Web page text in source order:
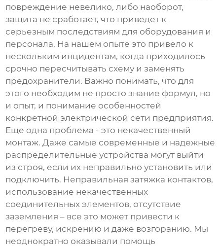
повреждение невелико, либо наоборот,
защита не сработает, что приведет к
серьезным последствиям для оборудования и
персонала. На нашем опыте это привело к
нескольким инцидентам, когда приходилось
срочно пересчитывать схему и заменять
предохранители. Важно понимать, что для
этого необходим не просто знание формул, но
и опыт, и понимание особенностей
конкретной электрической сети предприятия.
Еще одна проблема - это некачественный
монтаж. Даже самые современные и надежные
распределительные устройства могут выйти
из строя, если их неправильно установить или
подключить. Неправильная затяжка контактов,
использование некачественных
соединительных элементов, отсутствие
заземления – все это может привести к
перегреву, искрению и даже возгоранию. Мы
неоднократно оказывали помощь